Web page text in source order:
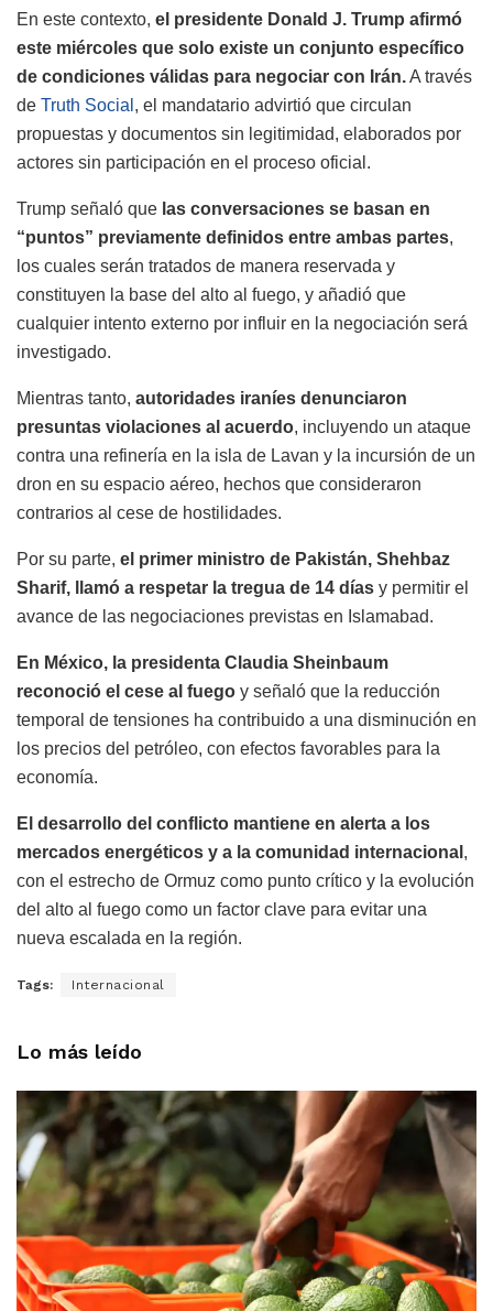
En este contexto, el presidente Donald J. Trump afirmó
este miércoles que solo existe un conjunto específico
de condiciones válidas para negociar con Irán.A través
de Truth Social , el mandatario advirtió que circulan
propuestas y documentos sin legitimidad, elaborados por
actores sin participación en el proceso oficial.
Trump señaló que las conversaciones se basan en
“puntos” previamente definidos entre ambas partes,
los cuales serán tratados de manera reservada y
constituyen la base del alto al fuego, y añadió que
cualquier intento externo por influir en la negociación será
investigado.
Mientras tanto, autoridades iraníes denunciaron
presuntas violaciones al acuerdo, incluyendo un ataque
contra una refinería en la isla de Lavan y la incursión de un
dron en su espacio aéreo, hechos que consideraron
contrarios al cese de hostilidades.
Por su parte, el primer ministro de Pakistán, Shehbaz
Sharif, llamó a respetar la tregua de 14 días y permitir el
avance de las negociaciones previstas en Islamabad.
En México, la presidenta Claudia Sheinbaum
reconoció el cese al fuego y señaló que la reducción
temporal de tensiones ha contribuido a una disminución en
los precios del petróleo, con efectos favorables para la
economía.
El desarrollo del conflicto mantiene en alerta a los
mercados energéticos y a la comunidad internacional ,
con el estrecho de Ormuz como punto crítico y la evolución
del alto al fuego como un factor clave para evitar una
nueva escalada en la región.
Tags: Internacional
Lo más leído